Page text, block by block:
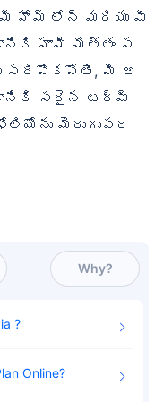
మీ హోమ్ లోన్ మరియు మీ
హామీ మొత్తం స
సరిపోకపోతే, మీ అ
సరైన టర్మ్
మెరుగుపర
Why?
Online